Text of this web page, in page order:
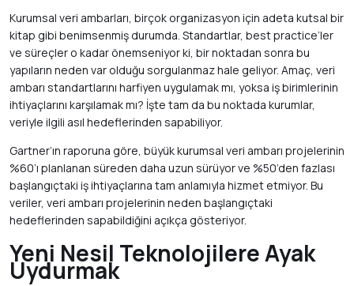
Kurumsal veri ambarları, birçok organizasyon için adeta kutsal bir
kitap gibi benimsenmiş durumda. Standartlar, best practice’ler
ve süreçler o kadar önemseniyor ki, bir noktadan sonra bu
yapıların neden var olduğu sorgulanmaz hale geliyor. Amaç, veri
ambarı standartlarını harfiyen uygulamak mı, yoksa iş birimlerinin
ihtiyaçlarını karşılamak mı? İşte tam da bu noktada kurumlar,
veriyle ilgili asıl hedeflerinden sapabiliyor.
Gartner’ın raporuna göre, büyük kurumsal veri ambarı projelerinin
%60’ı planlanan süreden daha uzun sürüyor ve %50’den fazlası
başlangıçtaki iş ihtiyaçlarına tam anlamıyla hizmet etmiyor. Bu
veriler, veri ambarı projelerinin neden başlangıçtaki
hedeflerinden sapabildiğini açıkça gösteriyor.
Yeni Nesil Teknolojilere Ayak
Uydurmak